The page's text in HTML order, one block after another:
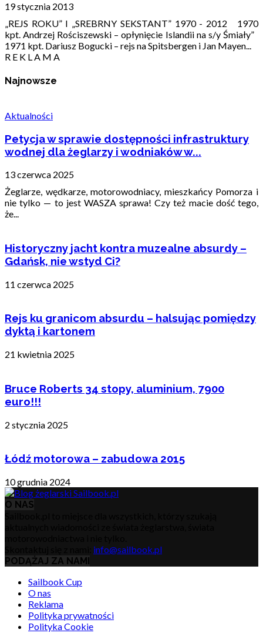
19 stycznia 2013
„REJS ROKU” I „SREBRNY SEKSTANT” 1970 - 2012 1970
kpt. Andrzej Rościszewski – opłynięcie Islandii na s/y Śmiały”
1971 kpt. Dariusz Bogucki – rejs na Spitsbergen i Jan Mayen...
R E K L A M A
Najnowsze
Aktualności
Petycja w sprawie dostępności infrastruktury
wodnej dla żeglarzy i wodniaków w...
13 czerwca 2025
Żeglarze, wędkarze, motorowodniacy, mieszkańcy Pomorza i
nie tylko — to jest WASZA sprawa! Czy też macie dość tego,
że...
Historyczny jacht kontra muzealne absurdy –
Gdańsk, nie wstyd Ci?
11 czerwca 2025
Rejs ku granicom absurdu – halsując pomiędzy
dyktą i kartonem
21 kwietnia 2025
Bruce Roberts 34 stopy, aluminium, 7900
euro!!!
2 stycznia 2025
Łódź motorowa – zabudowa 2015
10 grudnia 2024
O NAS
info@sailbook.pl
PODĄŻAJ ZA NAMI
Sailbook Cup
O nas
Reklama
Polityka prywatności
Polityka Cookie